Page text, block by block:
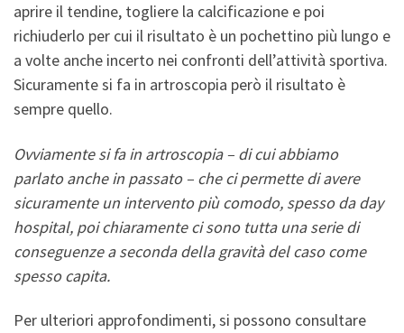
aprire il tendine, togliere la calcificazione e poi
richiuderlo per cui il risultato è un pochettino più lungo e
a volte anche incerto nei confronti dell’attività sportiva.
Sicuramente si fa in artroscopia però il risultato è
sempre quello.
Ovviamente si fa in artroscopia – di cui abbiamo
parlato anche in passato – che ci permette di avere
sicuramente un intervento più comodo, spesso da day
hospital, poi chiaramente ci sono tutta una serie di
conseguenze a seconda della gravità del caso come
spesso capita.
Per ulteriori approfondimenti, si possono consultare